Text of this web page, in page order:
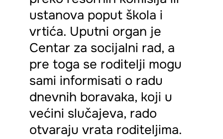
ustanova poput škola i
vrtića. Uputni organ je
Centar za socijalni rad, a
pre toga se roditelji mogu
sami informisati o radu
dnevnih boravaka, koji u
većini slučajeva, rado
otvaraju vrata roditeljima.